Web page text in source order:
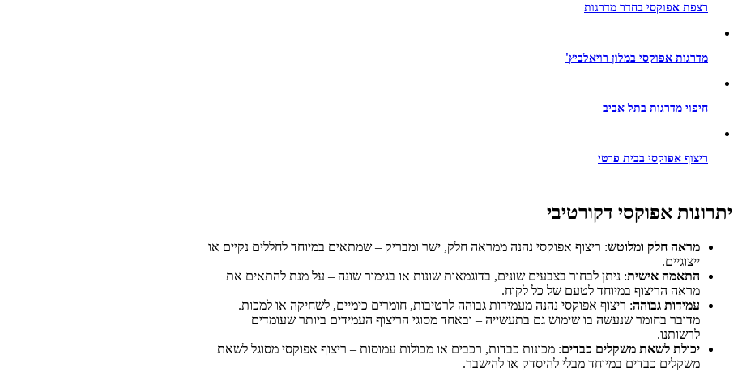
רצפת אפוקסי בחדר מדרגות
מדרגות אפוקסי במלון רויאלביץ'
חיפוי מדרגות בתל אביב
ריצוף אפוקסי בבית פרטי
יתרונות אפוקסי דקורטיבי
מראה חלק ומלוטש: ריצוף אפוקסי נהנה ממראה חלק, ישר ומבריק – שמתאים במיוחד לחללים נקיים או
ייצוגיים.
התאמה אישית: ניתן לבחור בצבעים שונים, בדוגמאות שונות או בגימור שונה – על מנת להתאים את
מראה הריצוף במיוחד לטעם של כל לקוח.
עמידות גבוהה: ריצוף אפוקסי נהנה מעמידות גבוהה לרטיבות, חומרים כימיים, לשחיקה או למכות.
מדובר בחומר שנעשה בו שימוש גם בתעשייה – ובאחד מסוגי הריצוף העמידים ביותר שעומדים
לרשותנו.
יכולת לשאת משקלים כבדים: מכונות כבדות, רכבים או מכולות עמוסות – ריצוף אפוקסי מסוגל לשאת
משקלים כבדים במיוחד מבלי להיסדק או להישבר.